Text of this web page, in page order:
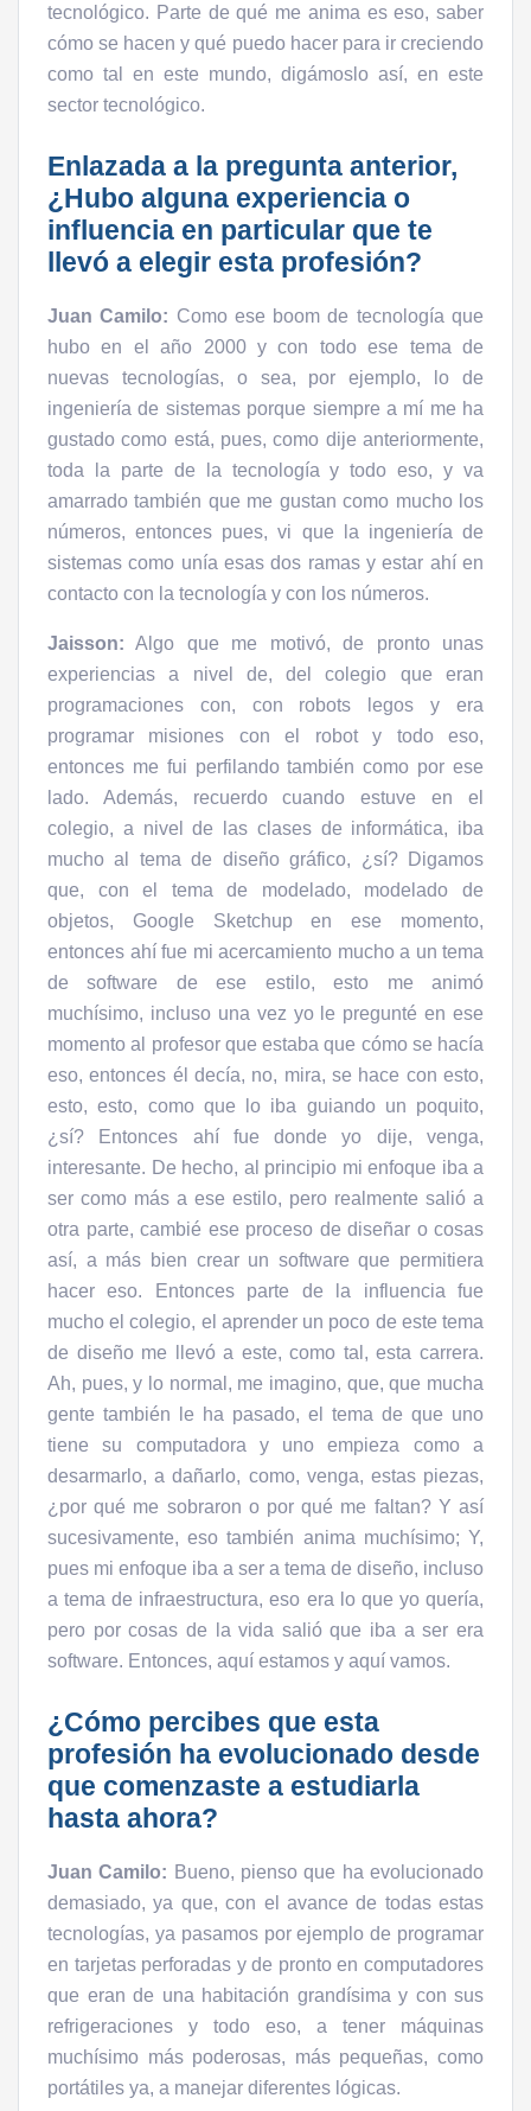
tecnológico. Parte de qué me anima es eso, saber
cómo se hacen y qué puedo hacer para ir creciendo
como tal en este mundo, digámoslo así, en este
sector tecnológico.
Enlazada a la pregunta anterior,
¿Hubo alguna experiencia o
influencia en particular que te
llevó a elegir esta profesión?
Juan Camilo: Como ese boom de tecnología que
hubo en el año 2000 y con todo ese tema de
nuevas tecnologías, o sea, por ejemplo, lo de
ingeniería de sistemas porque siempre a mí me ha
gustado como está, pues, como dije anteriormente,
toda la parte de la tecnología y todo eso, y va
amarrado también que me gustan como mucho los
números, entonces pues, vi que la ingeniería de
sistemas como unía esas dos ramas y estar ahí en
contacto con la tecnología y con los números.
Jaisson: Algo que me motivó, de pronto unas
experiencias a nivel de, del colegio que eran
programaciones con, con robots legos y era
programar misiones con el robot y todo eso,
entonces me fui perfilando también como por ese
lado. Además, recuerdo cuando estuve en el
colegio, a nivel de las clases de informática, iba
mucho al tema de diseño gráfico, ¿sí? Digamos
que, con el tema de modelado, modelado de
objetos, Google Sketchup en ese momento,
entonces ahí fue mi acercamiento mucho a un tema
de software de ese estilo, esto me animó
muchísimo, incluso una vez yo le pregunté en ese
momento al profesor que estaba que cómo se hacía
eso, entonces él decía, no, mira, se hace con esto,
esto, esto, como que lo iba guiando un poquito,
¿sí? Entonces ahí fue donde yo dije, venga,
interesante. De hecho, al principio mi enfoque iba a
ser como más a ese estilo, pero realmente salió a
otra parte, cambié ese proceso de diseñar o cosas
así, a más bien crear un software que permitiera
hacer eso. Entonces parte de la influencia fue
mucho el colegio, el aprender un poco de este tema
de diseño me llevó a este, como tal, esta carrera.
Ah, pues, y lo normal, me imagino, que, que mucha
gente también le ha pasado, el tema de que uno
tiene su computadora y uno empieza como a
desarmarlo, a dañarlo, como, venga, estas piezas,
¿por qué me sobraron o por qué me faltan? Y así
sucesivamente, eso también anima muchísimo; Y,
pues mi enfoque iba a ser a tema de diseño, incluso
a tema de infraestructura, eso era lo que yo quería,
pero por cosas de la vida salió que iba a ser era
software. Entonces, aquí estamos y aquí vamos.
¿Cómo percibes que esta
profesión ha evolucionado desde
que comenzaste a estudiarla
hasta ahora?
Juan Camilo: Bueno, pienso que ha evolucionado
demasiado, ya que, con el avance de todas estas
tecnologías, ya pasamos por ejemplo de programar
en tarjetas perforadas y de pronto en computadores
que eran de una habitación grandísima y con sus
refrigeraciones y todo eso, a tener máquinas
muchísimo más poderosas, más pequeñas, como
portátiles ya, a manejar diferentes lógicas.